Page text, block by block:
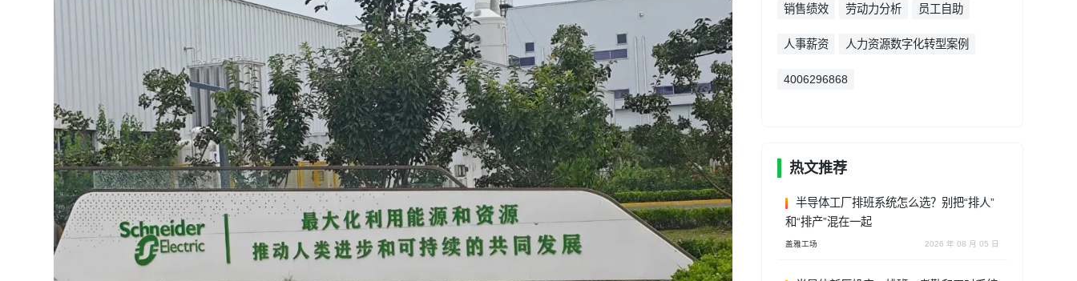
销售绩效 劳动力分析 员工自助
人事薪资 人力资源数字化转型案例
4006296868
热文推荐
半导体工厂排班系统怎么选？别把“排人”
和“排产”混在一起
盖雅工场 2026 年 08 月 05 日